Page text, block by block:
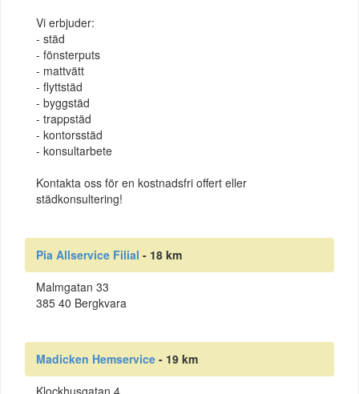
Vi erbjuder:
- städ
- fönsterputs
- mattvätt
- flyttstäd
- byggstäd
- trappstäd
- kontorsstäd
- konsultarbete
Kontakta oss för en kostnadsfri offert eller
städkonsultering!
Pia Allservice Filial - 18 km
Malmgatan 33
385 40 Bergkvara
Madicken Hemservice - 19 km
Klockhusgatan 4